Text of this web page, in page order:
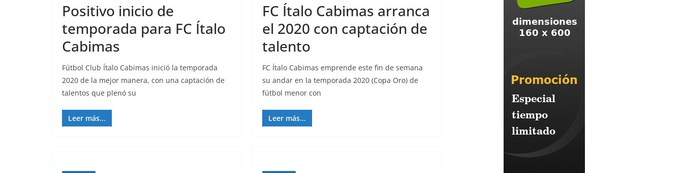
Positivo inicio de
temporada para FC Ítalo
Cabimas
Fútbol Club Ítalo Cabimas inició la temporada
2020 de la mejor manera, con una captación de
talentos que plenó su
Leer más...
FC Ítalo Cabimas arranca
el 2020 con captación de
talento
FC Ítalo Cabimas emprende este fin de semana
su andar en la temporada 2020 (Copa Oro) de
fútbol menor con
Leer más...